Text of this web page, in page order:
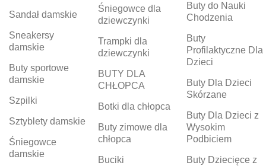
Sandał damskie
Sneakersy
damskie
Buty sportowe
damskie
Szpilki
Sztyblety damskie
Śniegowce
damskie
Śniegowce dla
dziewczynki
Trampki dla
dziewczynki
BUTY DLA
CHŁOPCA
Botki dla chłopca
Buty zimowe dla
chłopca
Buciki
Buty do Nauki
Chodzenia
Buty
Profilaktyczne Dla
Dzieci
Buty Dla Dzieci
Skórzane
Buty Dla Dzieci z
Wysokim
Podbiciem
Buty Dziecięce z